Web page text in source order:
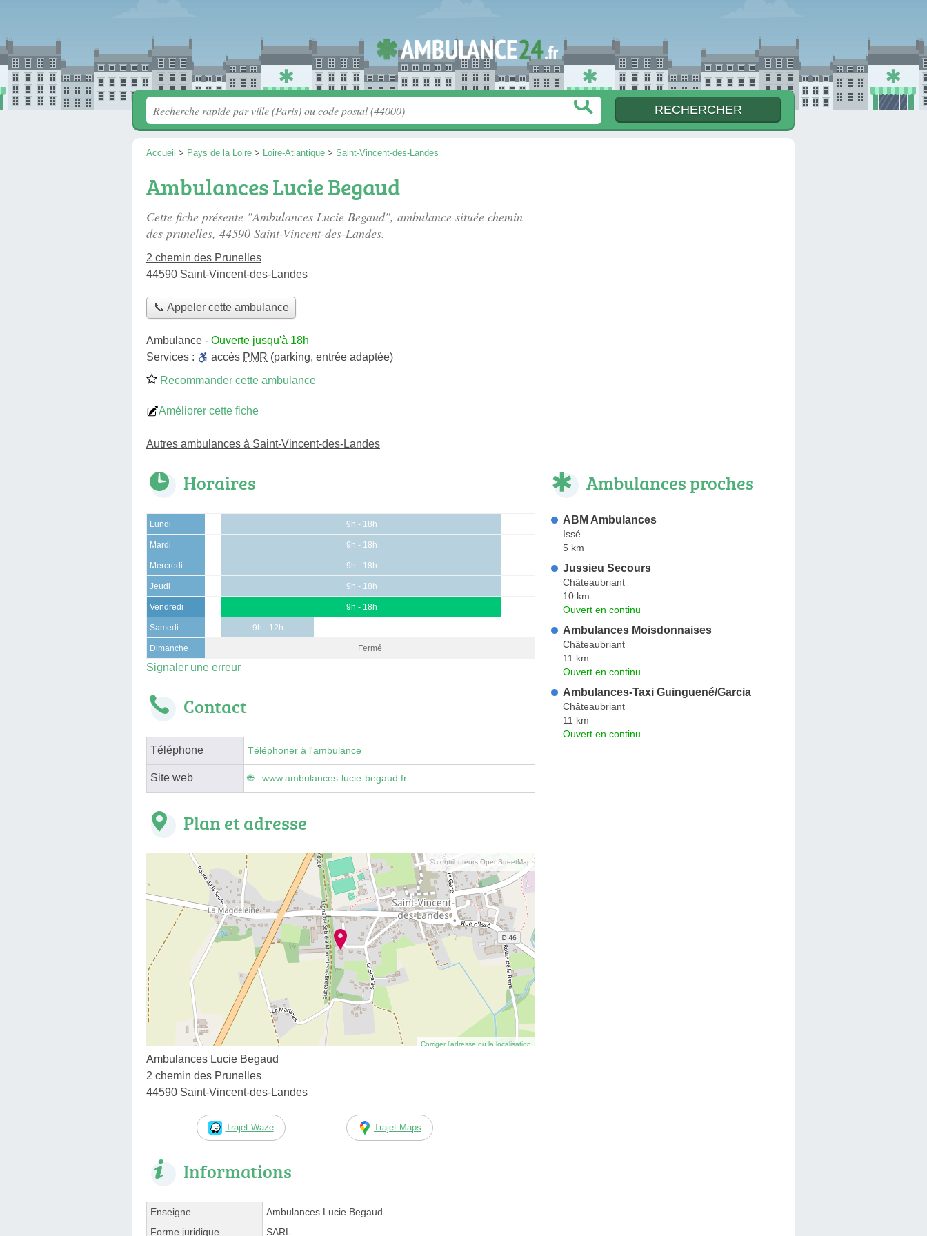
Accueil > Pays de la Loire > Loire-Atlantique > Saint-Vincent-des-Landes
Ambulances Lucie Begaud
Cette fiche présente "Ambulances Lucie Begaud", ambulance située chemin
des prunelles, 44590 Saint-Vincent-des-Landes.
2 chemin des Prunelles
44590 Saint-Vincent-des-Landes
📞 Appeler cette ambulance
Ambulance - Ouverte jusqu'à 18h
Services :
accès PMR (parking, entrée adaptée)
Recommander cette ambulance
Améliorer cette fiche
Autres ambulances à Saint-Vincent-des-Landes
Horaires
Lundi 9h - 18h
Mardi 9h - 18h
Mercredi 9h - 18h
Jeudi 9h - 18h
Vendredi 9h - 18h
Samedi 9h - 12h
Dimanche Fermé
Signaler une erreur
Contact
Téléphone Téléphoner à l'ambulance
Site web www.ambulances-lucie-begaud.fr
Plan et adresse
© contributeurs OpenStreetMap
Corriger l’adresse ou la localisation
Ambulances Lucie Begaud
2 chemin des Prunelles
44590 Saint-Vincent-des-Landes
Trajet Waze Trajet Maps
Informations
Enseigne
Ambulances Lucie Begaud
Forme juridique
SARL
Ambulances proches
ABM Ambulances
Issé
5 km
Jussieu Secours
Châteaubriant
10 km
Ouvert en continu
Ambulances Moisdonnaises
Châteaubriant
11 km
Ouvert en continu
Ambulances-Taxi Guinguené/Garcia
Châteaubriant
11 km
Ouvert en continu